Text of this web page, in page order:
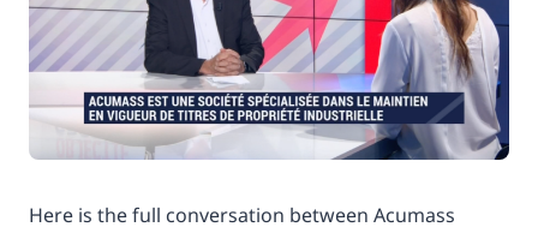
Here is the full conversation between Acumass